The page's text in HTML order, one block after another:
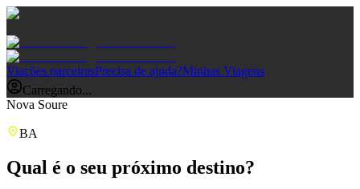
Viações parceirasPrecisa de ajuda?Minhas Viagens
Carregando...
Nova Soure
BA
Qual é o seu próximo destino?